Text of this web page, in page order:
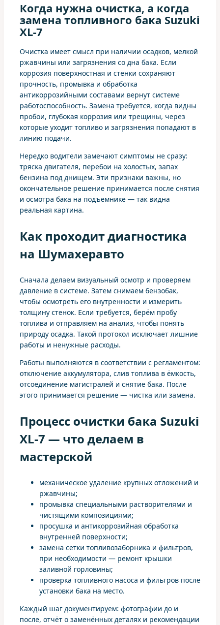
Когда нужна очистка, а когда
замена топливного бака Suzuki
XL-7
Очистка имеет смысл при наличии осадков, мелкой
ржавчины или загрязнения со дна бака. Если
коррозия поверхностная и стенки сохраняют
прочность, промывка и обработка
антикоррозийными составами вернут системе
работоспособность. Замена требуется, когда видны
пробои, глубокая коррозия или трещины, через
которые уходит топливо и загрязнения попадают в
линию подачи.
Нередко водители замечают симптомы не сразу:
тряска двигателя, перебои на холостых, запах
бензина под днищем. Эти признаки важны, но
окончательное решение принимается после снятия
и осмотра бака на подъемнике — так видна
реальная картина.
Как проходит диагностика
на Шумахеравто
Сначала делаем визуальный осмотр и проверяем
давление в системе. Затем снимаем бензобак,
чтобы осмотреть его внутренности и измерить
толщину стенок. Если требуется, берём пробу
топлива и отправляем на анализ, чтобы понять
природу осадка. Такой протокол исключает лишние
работы и ненужные расходы.
Работы выполняются в соответствии с регламентом:
отключение аккумулятора, слив топлива в ёмкость,
отсоединение магистралей и снятие бака. После
этого принимается решение — чистка или замена.
Процесс очистки бака Suzuki
XL-7 — что делаем в
мастерской
механическое удаление крупных отложений и
ржавчины;
промывка специальными растворителями и
чистящими композициями;
просушка и антикоррозийная обработка
внутренней поверхности;
замена сетки топливозаборника и фильтров,
при необходимости — ремонт крышки
заливной горловины;
проверка топливного насоса и фильтров после
установки бака на место.
Каждый шаг документируем: фотографии до и
после, отчёт о заменённых деталях и рекомендации